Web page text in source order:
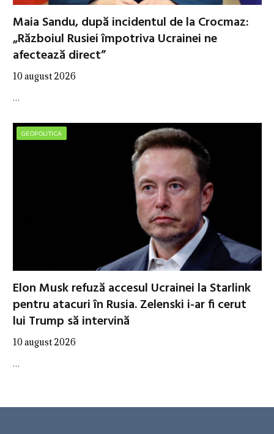
Maia Sandu, după incidentul de la Crocmaz:
„Războiul Rusiei împotriva Ucrainei ne
afectează direct”
10 august 2026
…
GEOPOLITICA
Elon Musk refuză accesul Ucrainei la Starlink
pentru atacuri în Rusia. Zelenski i-ar fi cerut
lui Trump să intervină
10 august 2026
…